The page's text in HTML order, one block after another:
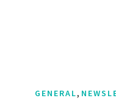
GENERAL,